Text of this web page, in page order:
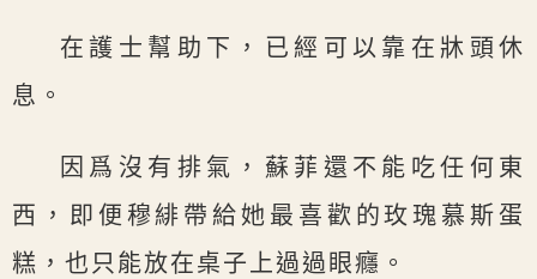
在護士幫助下，已經可以靠在牀頭休
息。
因爲沒有排氣，蘇菲還不能吃任何東
西，即便穆緋帶給她最喜歡的玫瑰慕斯蛋
糕，也只能放在桌子上過過眼癮。